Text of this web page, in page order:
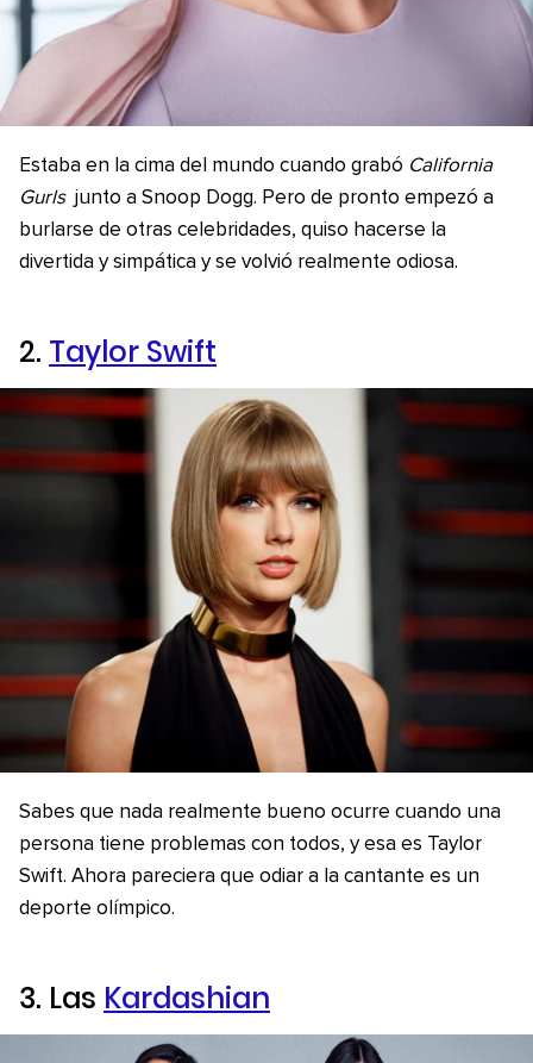
Estaba en la cima del mundo cuando grabó California
Gurls junto a Snoop Dogg. Pero de pronto empezó a
burlarse de otras celebridades, quiso hacerse la
divertida y simpática y se volvió realmente odiosa.
2. Taylor Swift
Sabes que nada realmente bueno ocurre cuando una
persona tiene problemas con todos, y esa es Taylor
Swift. Ahora pareciera que odiar a la cantante es un
deporte olímpico.
3. Las Kardashian